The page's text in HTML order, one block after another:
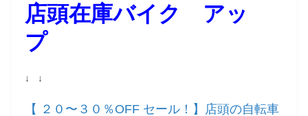
店頭在庫バイク アッ
プ
↓ ↓
【 ２０〜３０％OFF セール！】店頭の自転車